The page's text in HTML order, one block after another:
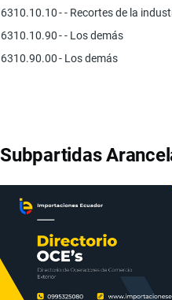
6310.10.10- - Recortes de la
6310.10.90- - Los demás
6310.90.00- Los demás
Subpartidas